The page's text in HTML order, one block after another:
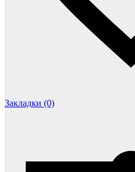
Закладки (0)